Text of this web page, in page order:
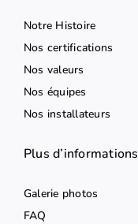
Notre Histoire
Nos certifications
Nos valeurs
Nos équipes
Nos installateurs
Plus d’informations
Galerie photos
FAQ